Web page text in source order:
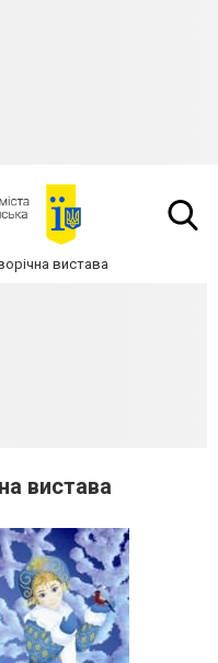
вистава
вистава